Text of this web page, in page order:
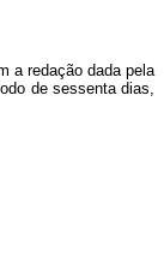
a redação dada pela
de sessenta dias,